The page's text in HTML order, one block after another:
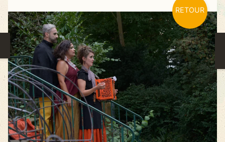
RETOUR